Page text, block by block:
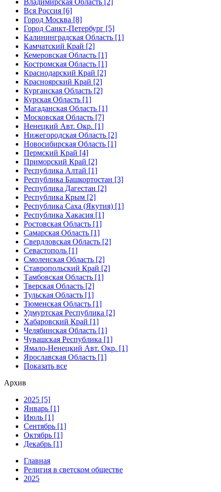
Владимирская Область [2]
Вся Россия [6]
Город Москва [8]
Город Санкт-Петербург [5]
Калининградская Область [1]
Камчатский Край [2]
Кемеровская Область [1]
Костромская Область [1]
Краснодарский Край [2]
Красноярский Край [2]
Курганская Область [2]
Курская Область [1]
Магаданская Область [1]
Московская Область [7]
Ненецкий Авт. Окр. [1]
Нижегородская Область [2]
Новосибирская Область [1]
Пермский Край [4]
Приморский Край [2]
Республика Алтай [1]
Республика Башкортостан [3]
Республика Дагестан [2]
Республика Крым [2]
Республика Саха (Якутия) [1]
Республика Хакасия [1]
Ростовская Область [1]
Самарская Область [1]
Свердловская Область [2]
Севастополь [1]
Смоленская Область [2]
Ставропольский Край [2]
Тамбовская Область [1]
Тверская Область [2]
Тульская Область [1]
Тюменская Область [1]
Удмуртская Республика [2]
Хабаровский Край [1]
Челябинская Область [1]
Чувашская Республика [1]
Ямало-Ненецкий Авт. Окр. [1]
Ярославская Область [1]
Показать все
Архив
2025 [5]
Январь [1]
Июль [1]
Сентябрь [1]
Октябрь [1]
Декабрь [1]
Главная
Религия в светском обществе
2025